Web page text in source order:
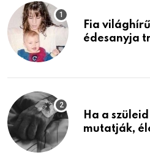
Fia
édesanyja
Ha a
mutatják,